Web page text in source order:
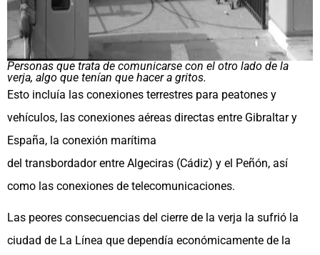
Personas que trata de comunicarse con el otro lado de la
verja, algo que tenían que hacer a gritos.
Esto incluía las conexiones terrestres para peatones y
vehículos, las conexiones aéreas directas entre Gibraltar y
España, la conexión marítima
del transbordador entre Algeciras (Cádiz) y el Peñón, así
como las conexiones de telecomunicaciones. ​
Las peores consecuencias del cierre de la verja la sufrió la
ciudad de La Línea que dependía económicamente de la